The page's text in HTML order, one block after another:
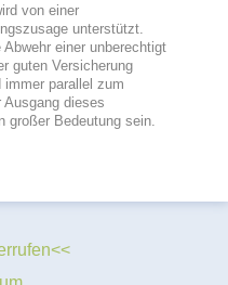
von einer
unterstützt.
einer unberechtigt
guten Versicherung
immer parallel zum
Ausgang dieses
großer Bedeutung sein.